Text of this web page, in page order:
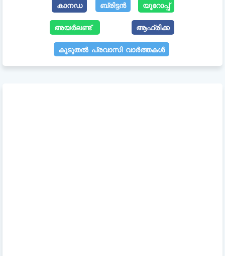
കാനഡ ബ്രിട്ടൻ യൂറോപ്പ്
അയർലണ്ട് ആഫ്രിക്ക
കൂടുതൽ പ്രവാസി വാർത്തകൾ